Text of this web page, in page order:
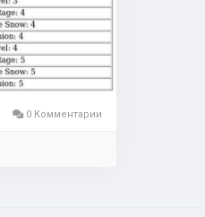
0 Комментарии